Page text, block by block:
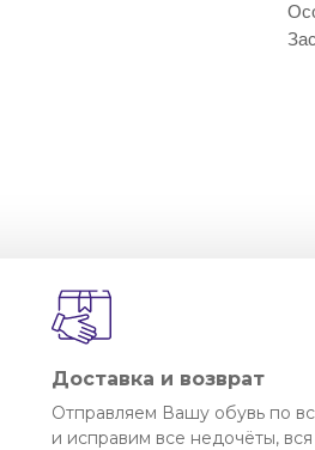
Доставка и возврат
Отправляем Вашу обувь по
и исправим все недочёты,